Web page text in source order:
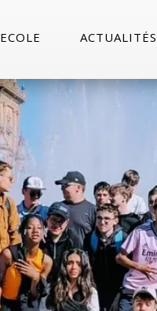
ECOLE ACTUALITÉS